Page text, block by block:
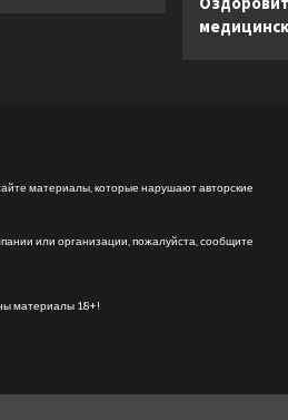
материалы, которые нарушают авторские
или организации, пожалуйста, сообщите
материалы 18+!